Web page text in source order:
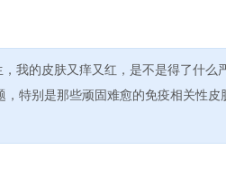
我的皮肤又痒又红，是不是得了什么
特别是那些顽固难愈的免疫相关性皮